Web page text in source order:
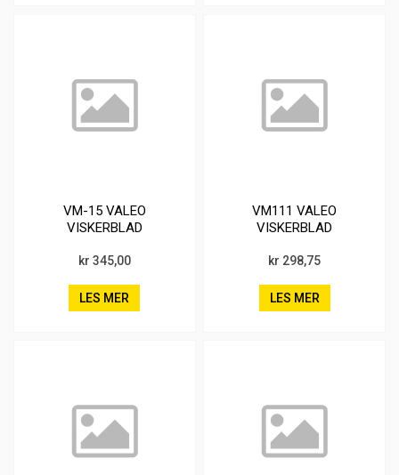
VM-15 VALEO
VISKERBLAD
kr 345,00
LES MER
VM111 VALEO
VISKERBLAD
kr 298,75
LES MER